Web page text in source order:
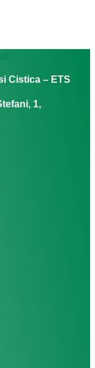
Cistica – ETS
1,